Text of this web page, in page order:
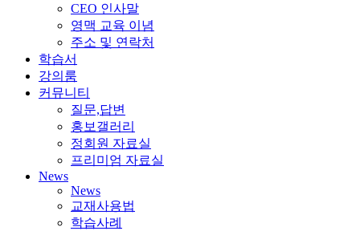
CEO 인사말
영맥 교육 이념
주소 및 연락처
학습서
강의룸
커뮤니티
질문,답변
홍보갤러리
정회원 자료실
프리미엄 자료실
News
News
교재사용법
학습사례